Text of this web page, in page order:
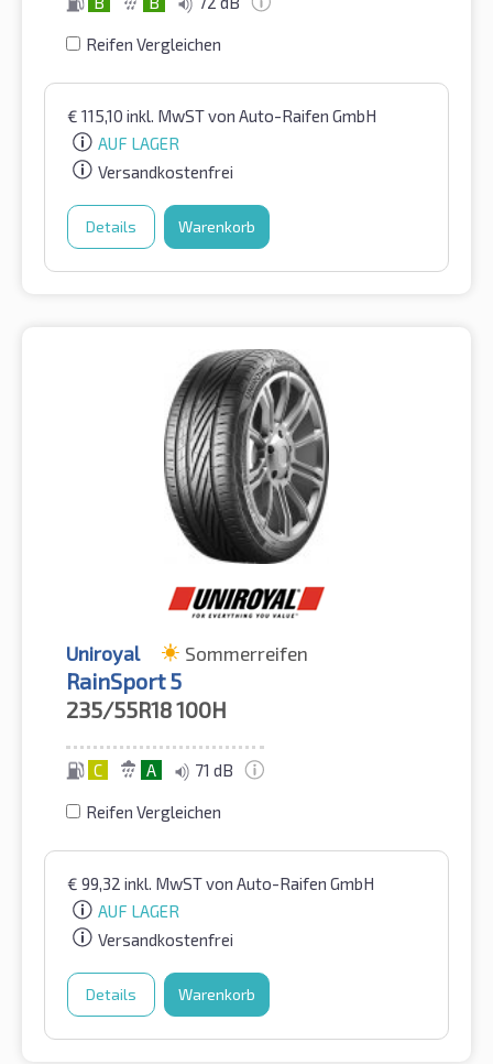
Reifen Vergleichen
€ 115,10 inkl. MwSTvon Auto-Raifen GmbH
AUF LAGER
Versandkostenfrei
Details Warenkorb
Uniroyal Sommerreifen
RainSport 5
235/55R18100H
C A 71 dB
Reifen Vergleichen
€ 99,32 inkl. MwSTvon Auto-Raifen GmbH
AUF LAGER
Versandkostenfrei
Details Warenkorb